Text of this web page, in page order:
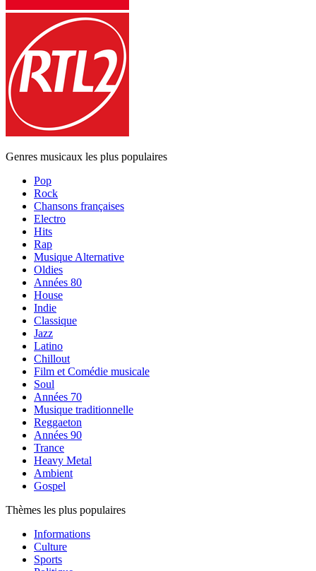
Genres musicaux les plus populaires
Pop
Rock
Chansons françaises
Electro
Hits
Rap
Musique Alternative
Oldies
Années 80
House
Indie
Classique
Jazz
Latino
Chillout
Film et Comédie musicale
Soul
Années 70
Musique traditionnelle
Reggaeton
Années 90
Trance
Heavy Metal
Ambient
Gospel
Thèmes les plus populaires
Informations
Culture
Sports